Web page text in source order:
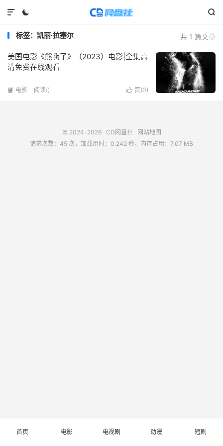
 

共 1 篇文章
标签：凯丽·拉塞尔
美国电影《熊嗨了》（2023）电影|全集高
清免费在线观看
 赞(0)
 电影 阅读()
© 2024-2026 CD网盘社
网站地图
请求次数：45 次，加载用时：0.242 秒，内存占用：7.07 MB
首页 电影 电视剧 动漫 短剧